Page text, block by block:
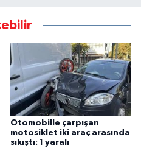
Otomobille çarpışan
motosiklet iki araç arasında
sıkıştı: 1 yaralı